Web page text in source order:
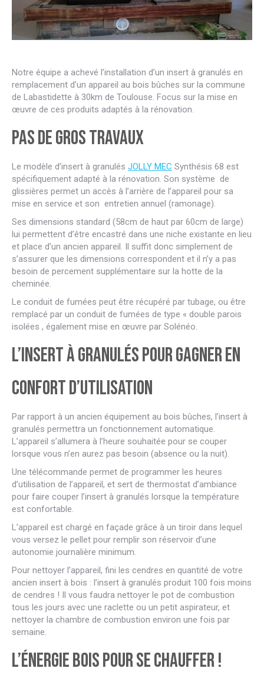
Notre équipe a achevé l’installation d’un insert à granulés en
remplacement d’un appareil au bois bûches sur la commune
de Labastidette à 30km de Toulouse. Focus sur la mise en
œuvre de ces produits adaptés à la rénovation.
Pas de gros travaux
Le modèle d’insert à granulés JOLLY MEC Synthésis 68 est
spécifiquement adapté à la rénovation. Son système de
glissières permet un accès à l’arrière de l’appareil pour sa
mise en service et son entretien annuel (ramonage).
Ses dimensions standard (58cm de haut par 60cm de large)
lui permettent d’être encastré dans une niche existante en lieu
et place d’un ancien appareil. Il suffit donc simplement de
s’assurer que les dimensions correspondent et il n’y a pas
besoin de percement supplémentaire sur la hotte de la
cheminée.
Le conduit de fumées peut être récupéré par tubage, ou être
remplacé par un conduit de fumées de type « double parois
isolées , également mise en œuvre par Solénéo.
L’insert à granulés pour gagner en
confort d’utilisation
Par rapport à un ancien équipement au bois bûches, l’insert à
granulés permettra un fonctionnement automatique.
L’appareil s’allumera à l’heure souhaitée pour se couper
lorsque vous n’en aurez pas besoin (absence ou la nuit).
Une télécommande permet de programmer les heures
d’utilisation de l’appareil, et sert de thermostat d’ambiance
pour faire couper l’insert à granulés lorsque la température
est confortable.
L’appareil est chargé en façade grâce à un tiroir dans lequel
vous versez le pellet pour remplir son réservoir d’une
autonomie journalière minimum.
Pour nettoyer l’appareil, fini les cendres en quantité de votre
ancien insert à bois : l’insert à granulés produit 100 fois moins
de cendres ! Il vous faudra nettoyer le pot de combustion
tous les jours avec une raclette ou un petit aspirateur, et
nettoyer la chambre de combustion environ une fois par
semaine.
L’énergie bois pour se chauffer !